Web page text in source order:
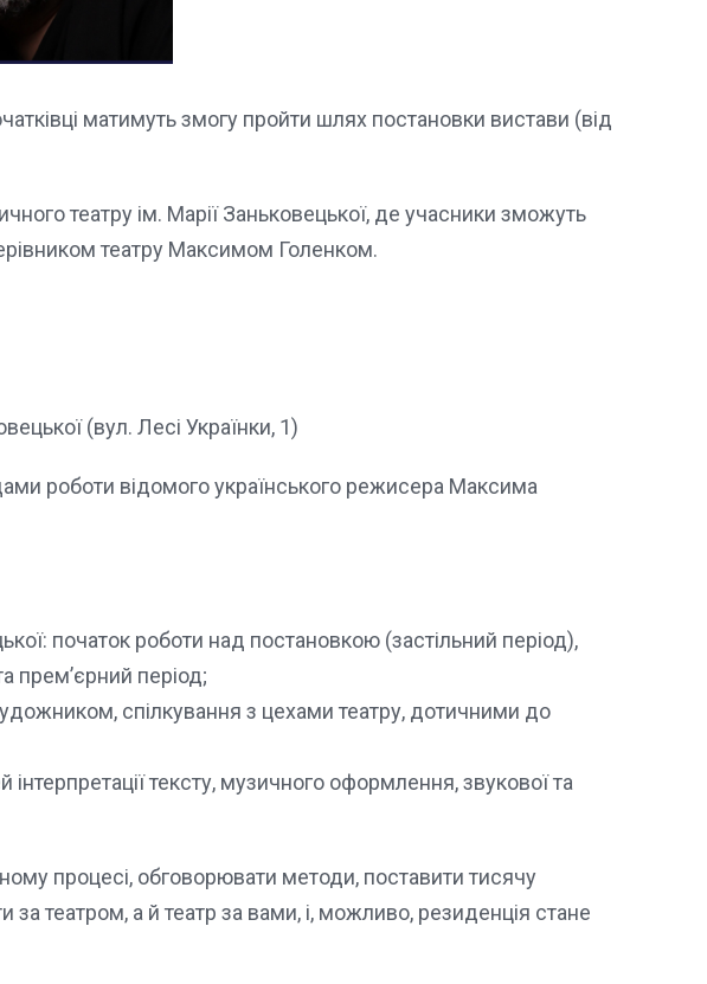
матимуть змогу пройти шлях постановки вистави (від
театру ім. Марії Заньковецької, де учасники зможуть
театру Максимом Голенком.
(вул. Лесі Українки, 1)
роботи відомого українського режисера Максима
початок роботи над постановкою (застільний період),
прем’єрний період;
спілкування з цехами театру, дотичними до
тексту, музичного оформлення, звукової та
процесі, обговорювати методи, поставити тисячу
за театром, а й театр за вами, і, можливо, резиденція стане